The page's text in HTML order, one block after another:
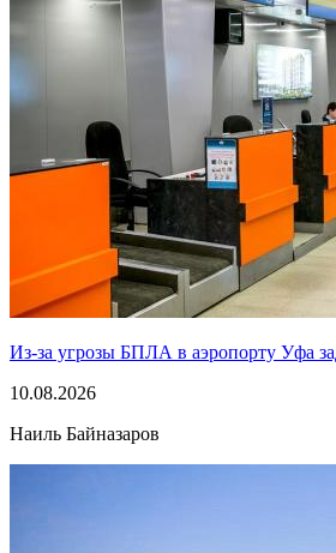
Из-за угрозы БПЛА в аэропорту Уфа
10.08.2026
Наиль Байназаров